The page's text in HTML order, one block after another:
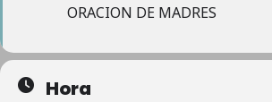
ORACION DE MADRES
Hora